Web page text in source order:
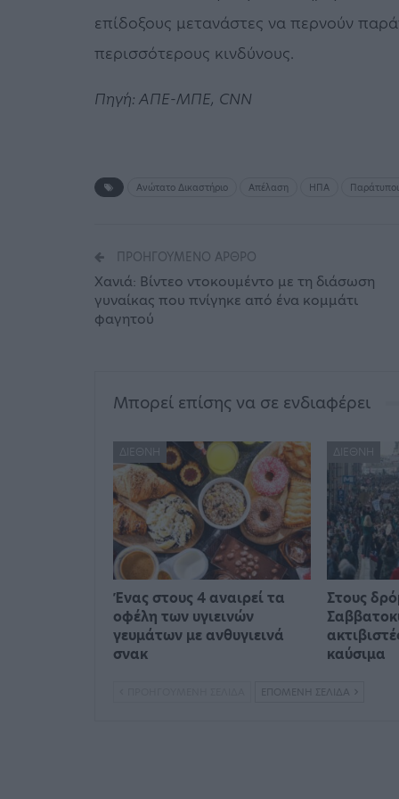
επίδοξους μετανάστες να περνούν
περισσότερους κινδύνους.
Πηγή: ΑΠΕ-ΜΠΕ, CNN
Ανώτατο Δικαστήριο Απέλαση ΗΠΑ
ΠΡΟΗΓΟΎΜΕΝΟ ΆΡΘΡΟ
Χανιά: Βίντεο ντοκουμέντο με τη διάσωση
γυναίκας που πνίγηκε από ένα κομμάτι
φαγητού
Μπορεί επίσης να σε ενδιαφέρει
ΔΙΕΘΝΉ
Ένας στους 4 αναιρεί τα
οφέλη των υγιεινών
γευμάτων με ανθυγιεινά
σνακ
ΔΙΕΘΝΉ
Στους
καύσιμα
ΕΠΌΜΕΝΗ ΣΕΛΊΔΑ